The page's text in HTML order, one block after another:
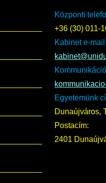
Központi
+36 (30) 011-
Kabinet e-mail:
Egyetemünk
Dunaújváros,
Postacím:
2401